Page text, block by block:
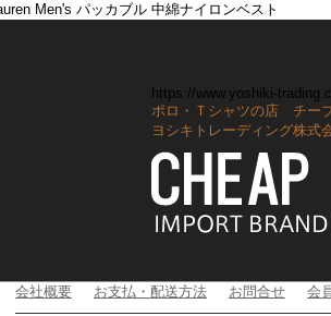
Men's パッカブル 中綿ナイロンベスト
https://www.yoshiki-
ポロ・Ｔシャツの店 チー
ヨシキトレーディング株式
会社概要 お支払・配送方法 お問合せ 会